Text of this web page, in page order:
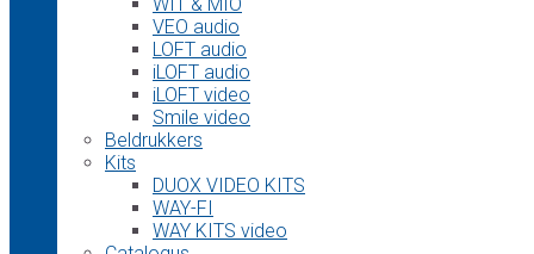
VEO audio
LOFT audio
iLOFT audio
iLOFT video
Smile video
Beldrukkers
Kits
DUOX VIDEO KITS
WAY-FI
WAY KITS video